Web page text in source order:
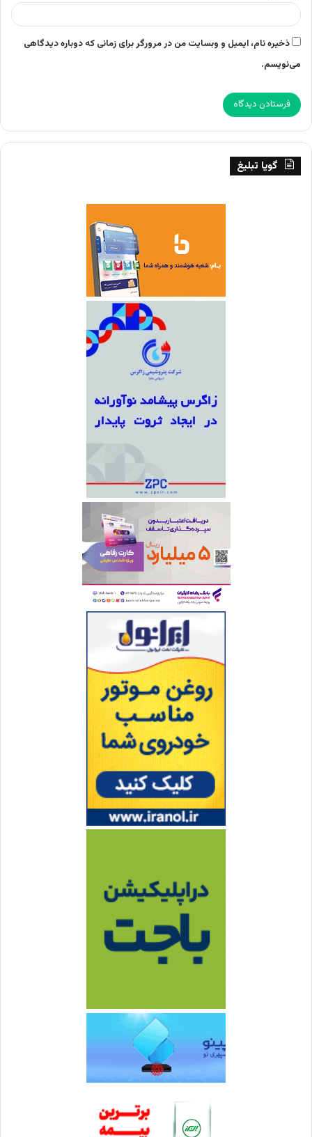
ذخیره نام، ایمیل و وبسایت من در مرورگر برای زمانی که دوباره دیدگاهی
می‌نویسم.
گویا تبلیغ